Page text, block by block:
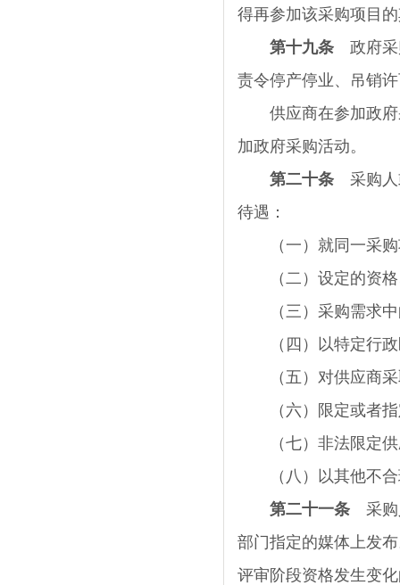
得再参加该采购项目
第十九条 政府采
责令停产停业、吊销
供应商在参加政府
加政府采购活动。
第二十条 采购人
待遇：
（一）就同一采购
（二）设定的资格
（三）采购需求中
（四）以特定行政
（五）对供应商采
（六）限定或者指
（七）非法限定供
（八）以其他不合
第二十一条 采购
部门指定的媒体上发
评审阶段资格发生变